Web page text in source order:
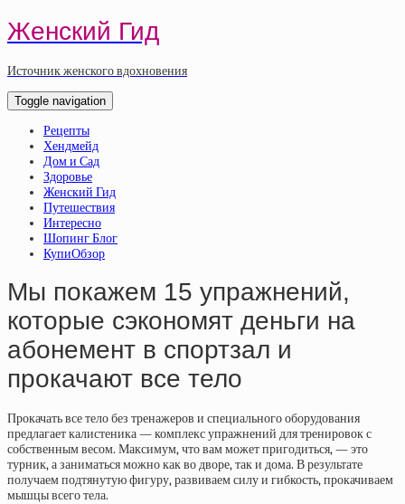
Женский Гид
Источник женского вдохновения
Toggle navigation
Рецепты
Хендмейд
Дом и Сад
Здоровье
Женский Гид
Путешествия
Интересно
Шопинг Блог
КупиОбзор
Мы покажем 15 упражнений,
которые сэкономят деньги на
абонемент в спортзал и
прокачают все тело
Прокачать все тело без тренажеров и специального оборудования
предлагает калистеника — комплекс упражнений для тренировок с
собственным весом. Максимум, что вам может пригодиться, — это
турник, а заниматься можно как во дворе, так и дома. В результате
получаем подтянутую фигуру, развиваем силу и гибкость, прокачиваем
мышцы всего тела.